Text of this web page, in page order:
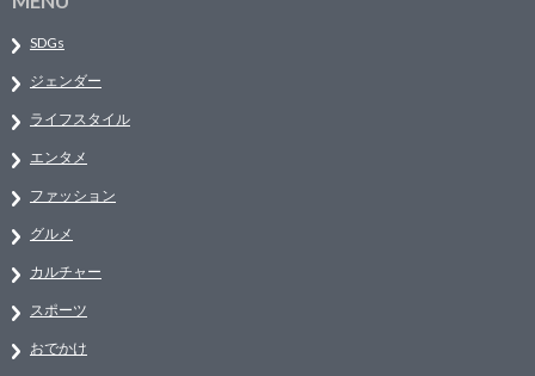
SDGs
ジェンダー
ライフスタイル
エンタメ
ファッション
グルメ
カルチャー
スポーツ
おでかけ